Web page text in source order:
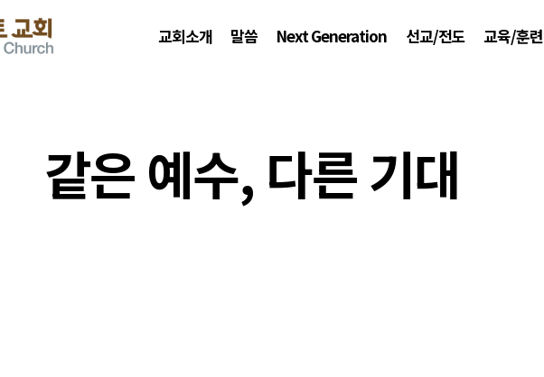
교회소개 말씀 Next Generation 선교/전도 교육/훈련
같은 예수, 다른 기대